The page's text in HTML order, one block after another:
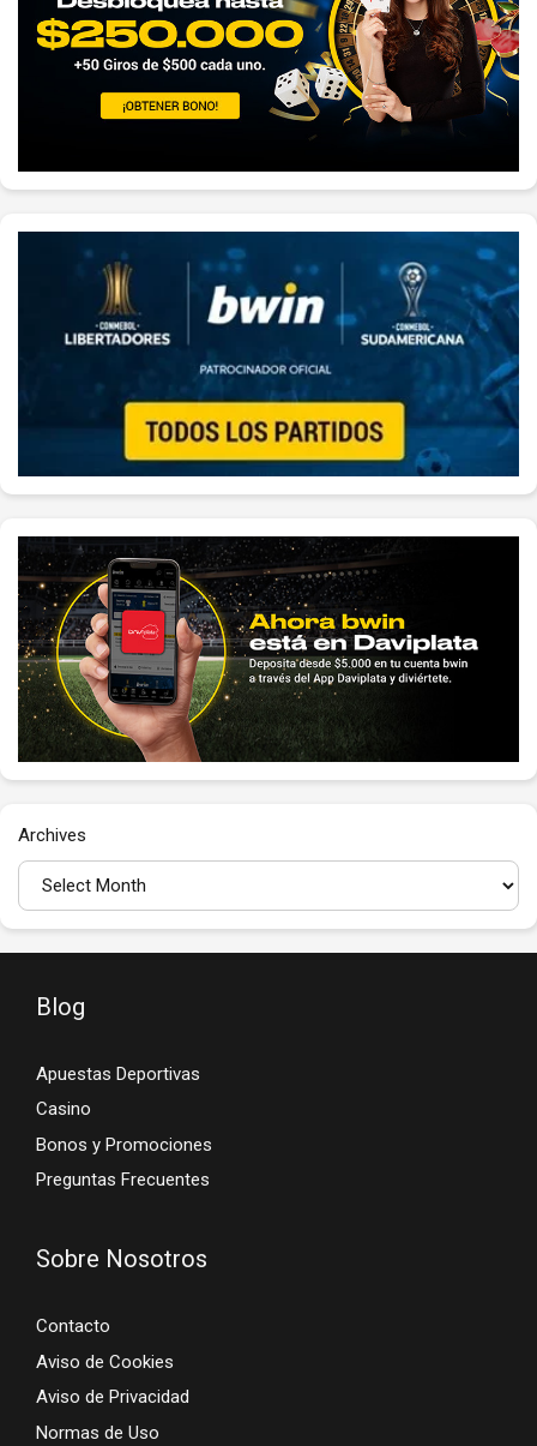
Archives
Blog
Apuestas Deportivas
Casino
Bonos y Promociones
Preguntas Frecuentes
Sobre Nosotros
Contacto
Aviso de Cookies
Aviso de Privacidad
Normas de Uso